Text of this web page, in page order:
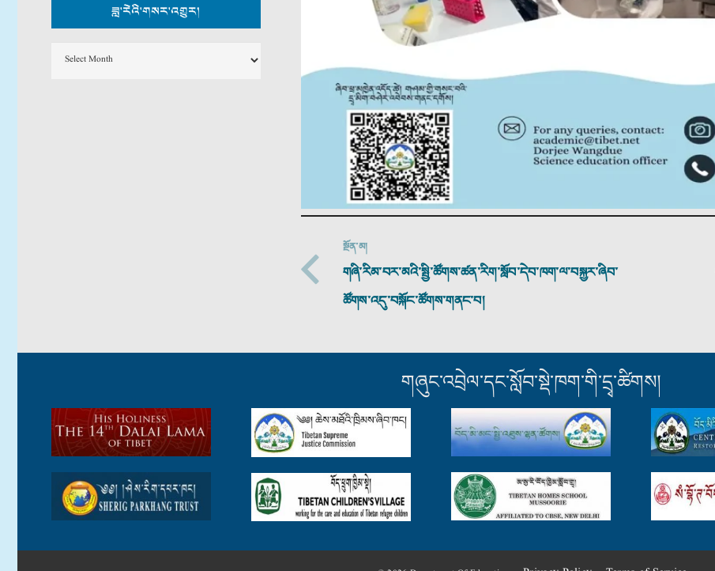
ཟླ་རེའི་གསར་འགྱུར།
སྔོན་མ།
གཞི་རིམ་བར་མའི་སྤྱི་ཚོགས་ཚན་རིག་སློབ་དེབ་ཁག་ལ་བསྐྱར་ཞིབ་
ཚོགས་འདུ་བསྐོང་ཚོགས་གནང་བ།
གཞུང་འབྲེལ་དང་སློབ་སྡེ་ཁག་གི་དྲྭ་ཚིགས།